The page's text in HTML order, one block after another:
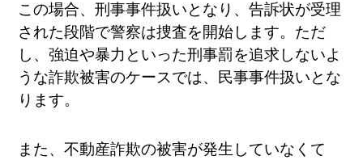
この場合、刑事事件扱いとなり、告訴状が受理
された段階で警察は捜査を開始します。ただ
し、強迫や暴力といった刑事罰を追求しないよ
うな詐欺被害のケースでは、民事事件扱いとな
ります。
また、不動産詐欺の被害が発生していなくて